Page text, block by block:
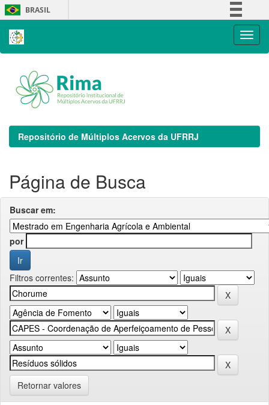
Skip
navigation
BRASIL
Repositório de Múltiplos Acervos da UFRRJ
Página de Busca
Buscar em:
por
Filtros correntes:
Retornar valores